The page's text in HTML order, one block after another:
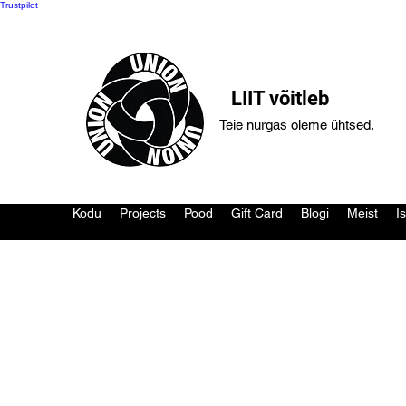
Trustpilot
LIIT võitleb
Teie nurgas oleme ühtsed.
Kodu Projects Pood Gift Card Blogi Meist